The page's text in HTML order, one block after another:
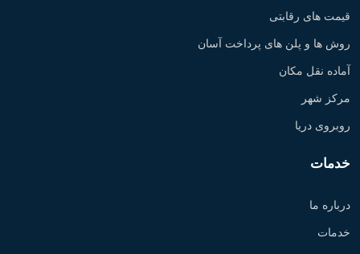
قیمت های رقابتی
روش ها و پلن های پرداخت آسان
آماده نقل مکان
مرکز شهر
روبروی دریا
خدمات
درباره ما
خدمات